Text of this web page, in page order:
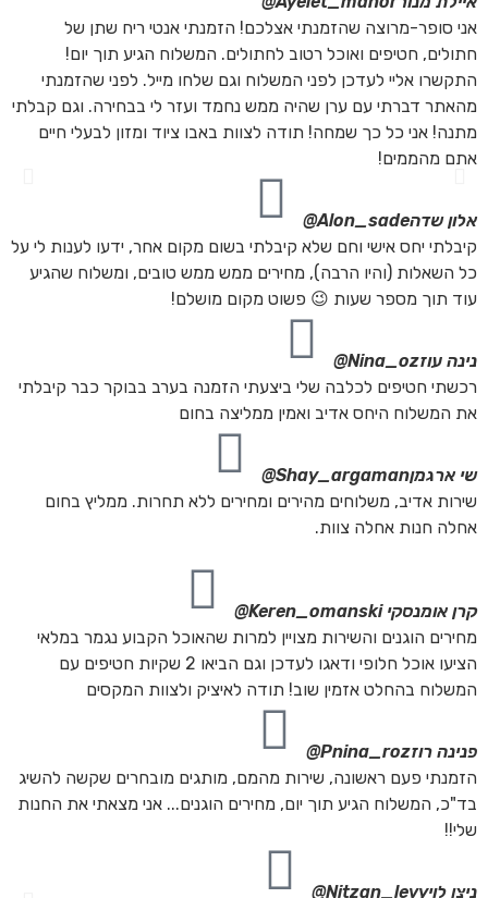
אני סופר-מרוצה שהזמנתי אצלכם! הזמנתי אנטי ריח שתן של
חתולים, חטיפים ואוכל רטוב לחתולים. המשלוח הגיע תוך יום!
התקשרו אליי לעדכן לפני המשלוח וגם שלחו מייל. לפני שהזמנתי
מהאתר דברתי עם ערן שהיה ממש נחמד ועזר לי בבחירה. וגם קבלתי
מתנה! אני כל כך שמחה! תודה לצוות באבו ציוד ומזון לבעלי חיים
אתם מהממים!
אלון שדהAlon_sade@
קיבלתי יחס אישי וחם שלא קיבלתי בשום מקום אחר, ידעו לענות לי על
כל השאלות (והיו הרבה), מחירים ממש ממש טובים, ומשלוח שהגיע
עוד תוך מספר שעות 😉 פשוט מקום מושלם!
נינה עוזNina_oz@
רכשתי חטיפים לכלבה שלי ביצעתי הזמנה בערב בבוקר כבר קיבלתי
את המשלוח היחס אדיב ואמין ממליצה בחום
שי ארגמןShay_argaman@
שירות אדיב, משלוחים מהירים ומחירים ללא תחרות. ממליץ בחום
אחלה חנות אחלה צוות.
קרן אומנסקיKeren_omanski@
מחירים הוגנים והשירות מצויין למרות שהאוכל הקבוע נגמר במלאי
הציעו אוכל חלופי ודאגו לעדכן וגם הביאו 2 שקיות חטיפים עם
המשלוח בהחלט אזמין שוב! תודה לאיציק ולצוות המקסים
פנינה רוזPnina_roz@
הזמנתי פעם ראשונה, שירות מהמם, מותגים מובחרים שקשה להשיג
בד"כ, המשלוח הגיע תוך יום, מחירים הוגנים... אני מצאתי את החנות
שלי!!
ניצן לויNitzan_levy@